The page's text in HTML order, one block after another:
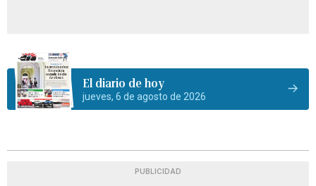
El diario de hoy
jueves, 6 de agosto de 2026
PUBLICIDAD